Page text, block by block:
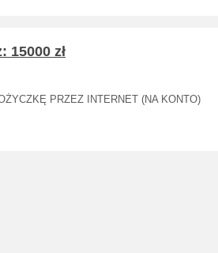
15000 zł
PRZEZ INTERNET (NA KONTO)